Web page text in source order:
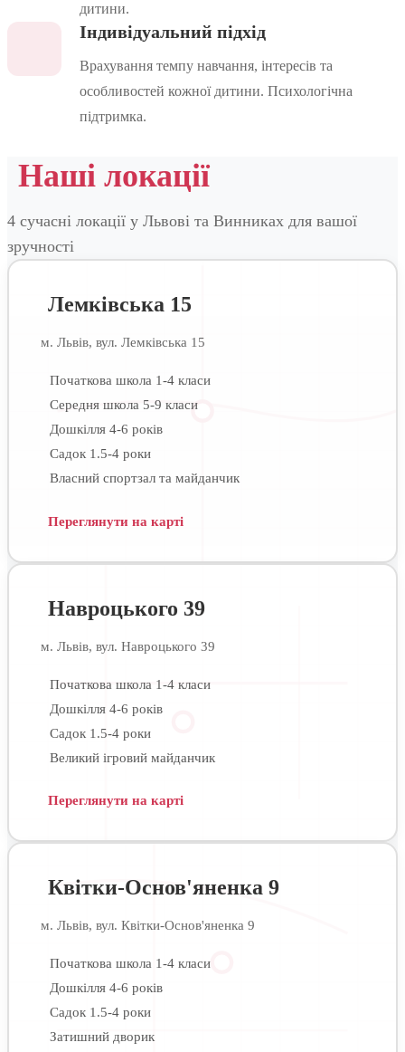
дитини.
Індивідуальний підхід
Врахування темпу навчання, інтересів та
особливостей кожної дитини. Психологічна
підтримка.
Наші локації
4 сучасні локації у Львові та Винниках для вашої
зручності
Лемківська 15
м. Львів, вул. Лемківська 15
Початкова школа 1-4 класи
Середня школа 5-9 класи
Дошкілля 4-6 років
Садок 1.5-4 роки
Власний спортзал та майданчик
Переглянути на карті
Навроцького 39
м. Львів, вул. Навроцького 39
Початкова школа 1-4 класи
Дошкілля 4-6 років
Садок 1.5-4 роки
Великий ігровий майданчик
Переглянути на карті
Квітки-Основ'яненка 9
м. Львів, вул. Квітки-Основ'яненка 9
Початкова школа 1-4 класи
Дошкілля 4-6 років
Садок 1.5-4 роки
Затишний дворик